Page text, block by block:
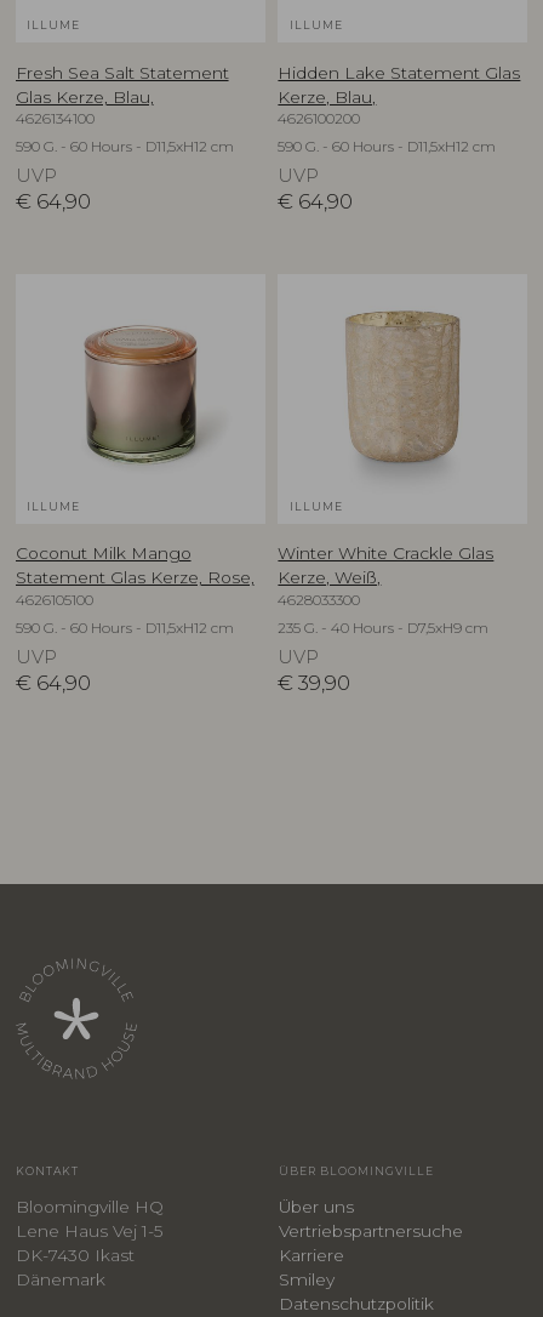
ILLUME
Fresh Sea Salt Statement
Glas Kerze, Blau,
4626134100
590 G. - 60 Hours - D11,5xH12 cm
UVP
€ 64,90
ILLUME
Hidden Lake Statement Glas
Kerze, Blau,
4626100200
590 G. - 60 Hours - D11,5xH12 cm
UVP
€ 64,90
ILLUME
Coconut Milk Mango
Statement Glas Kerze, Rose,
4626105100
590 G. - 60 Hours - D11,5xH12 cm
UVP
€ 64,90
ILLUME
Winter White Crackle Glas
Kerze, Weiß,
4628033300
235 G. - 40 Hours - D7,5xH9 cm
UVP
€ 39,90
KONTAKT
Bloomingville HQ
Lene Haus Vej 1-5
DK-7430 Ikast
Dänemark
ÜBER BLOOMINGVILLE
Über uns
Vertriebspartnersuche
Karriere
Smiley
​Datenschutzpolitik